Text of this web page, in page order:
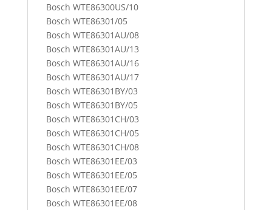
Bosch WTE86300US/10
Bosch WTE86301/05
Bosch WTE86301AU/08
Bosch WTE86301AU/13
Bosch WTE86301AU/16
Bosch WTE86301AU/17
Bosch WTE86301BY/03
Bosch WTE86301BY/05
Bosch WTE86301CH/03
Bosch WTE86301CH/05
Bosch WTE86301CH/08
Bosch WTE86301EE/03
Bosch WTE86301EE/05
Bosch WTE86301EE/07
Bosch WTE86301EE/08